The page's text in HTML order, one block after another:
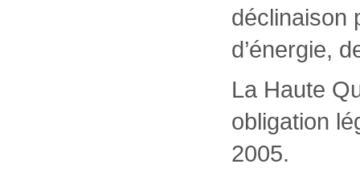
déclinaison
d’énergie,
La Haute
obligation
2005.